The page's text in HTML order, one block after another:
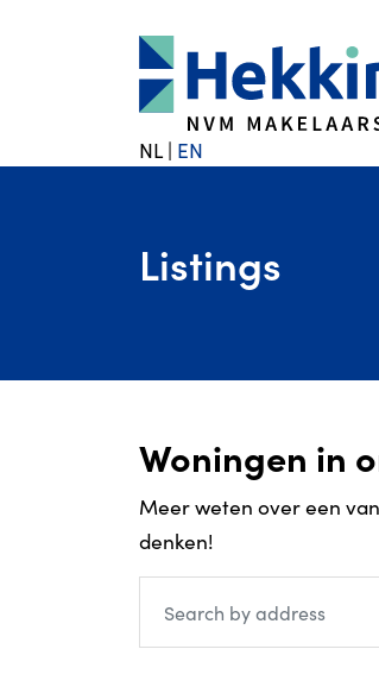
NL | EN
Listings
Woningen in
Meer weten over een
denken!